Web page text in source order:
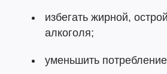
избегать жирной,
алкоголя;
уменьшить